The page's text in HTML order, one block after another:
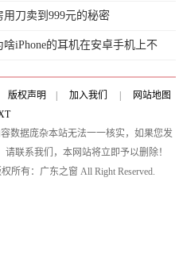
刀卖到999元的秘密
iPhone的耳机在安卓手机上不
版权声明 加入我们
网站地图
数据庞杂本站无法一一核实，如果您发
联系我们，本网站将立即予以删除！
所有：广东之窗 All Right Reserved.